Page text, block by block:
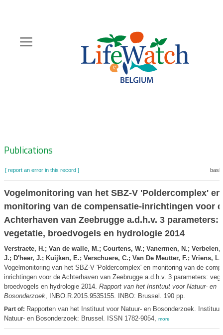
content
Zoeknavigatie
Publications
[ report an error in this record ]
Vogelmonitoring van het SBZ-V 'Poldercomplex' en
monitoring van de compensatie-inrichtingen voor
Achterhaven van Zeebrugge a.d.h.v. 3 parameters:
vegetatie, broedvogels en hydrologie 2014
Verstraete, H.; Van de walle, M.; Courtens, W.; Vanermen, N.; Verbelen,
J.; D'heer, J.; Kuijken, E.; Verschuere, C.; Van De Meutter, F.; Vriens, L.
Vogelmonitoring van het SBZ-V 'Poldercomplex' en monitoring van de
inrichtingen voor de Achterhaven van Zeebrugge a.d.h.v. 3 parameters:
broedvogels en hydrologie 2014. Rapport van het Instituut voor Natuur- en
Bosonderzoek, INBO.R.2015.9535155. INBO: Brussel. 190 pp.
Part of: Rapporten van het Instituut voor Natuur- en Bosonderzoek. Instituut
Natuur- en Bosonderzoek: Brussel. ISSN 1782-9054, more